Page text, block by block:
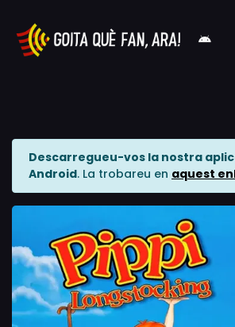
Descarregueu-vos la nostra
Android. La trobareu en aquest